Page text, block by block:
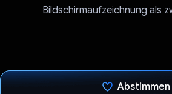
Bildschirmaufzeichnung als
Abstimmen